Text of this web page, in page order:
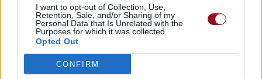
I want to opt-out of Collection, Use,
Retention, Sale, and/or Sharing of my
Personal Data that Is Unrelated with the
Purposes for which it was collected.
Opted Out
CONFIRM
Paroles + Traduction Téléchargement
Vidéos
Commentaires